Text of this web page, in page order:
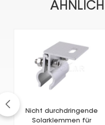
Nicht durchdringende
Solarklemmen für